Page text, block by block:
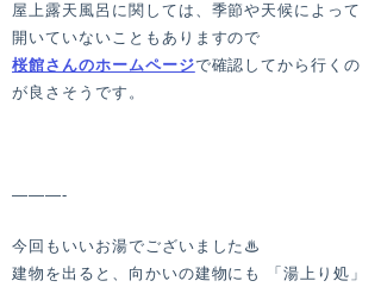
屋上露天風呂に関しては、季節や天候によって
開いていないこともありますので
桜館さんのホームページで確認してから行くの
が良さそうです。
———-
今回もいいお湯でございました♨
建物を出ると、向かいの建物にも 「湯上り処」